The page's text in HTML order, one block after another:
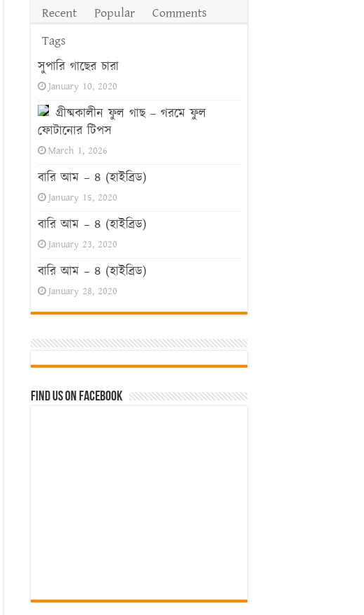
Recent Popular
Comments
Tags
সুপারি গাছের চারা
January 10, 2020
গ্রীষ্মকালীন ফুল গাছ – গরমে ফুল
ফোটানোর টিপস
March 1, 2026
বারি আম – ৪ (হাইব্রিড)
January 15, 2020
বারি আম – ৪ (হাইব্রিড)
January 23, 2020
বারি আম – ৪ (হাইব্রিড)
January 28, 2020
Find us on Facebook